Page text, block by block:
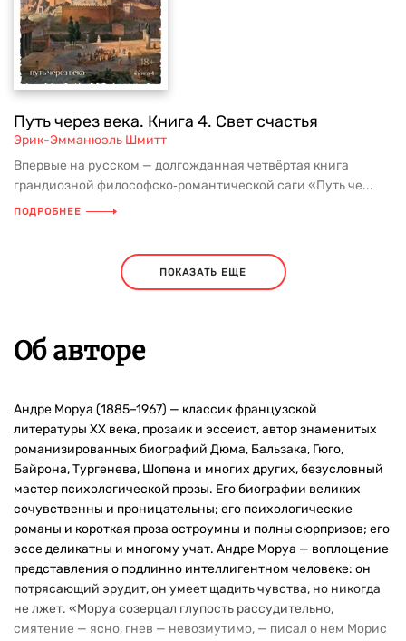
Путь через века. Книга 4. Свет счастья
Эрик-Эмманюэль Шмитт
Впервые на русском — долгожданная четвёртая книга
грандиозной философско‑романтической саги «Путь че...
ПОДРОБНЕЕ
ПОКАЗАТЬ ЕЩЕ
Об авторе
Андре Моруа (1885–1967) — классик французской
литературы XX века, прозаик и эссеист, автор знаменитых
романизированных биографий Дюма, Бальзака, Гюго,
Байрона, Тургенева, Шопена и многих других, безусловный
мастер психологической прозы. Его биографии великих
сочувственны и проницательны; его психологические
романы и короткая проза остроумны и полны сюрпризов; его
эссе деликатны и многому учат. Андре Моруа — воплощение
представления о подлинно интеллигентном человеке: он
потрясающий эрудит, он умеет щадить чувства, но никогда
не лжет. «Моруа созерцал глупость рассудительно,
смятение — ясно, гнев — невозмутимо, — писал о нем Морис